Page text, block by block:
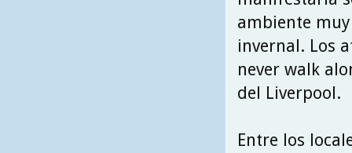
ambiente
invernal. Los
never walk
del Liverpool.
Entre los